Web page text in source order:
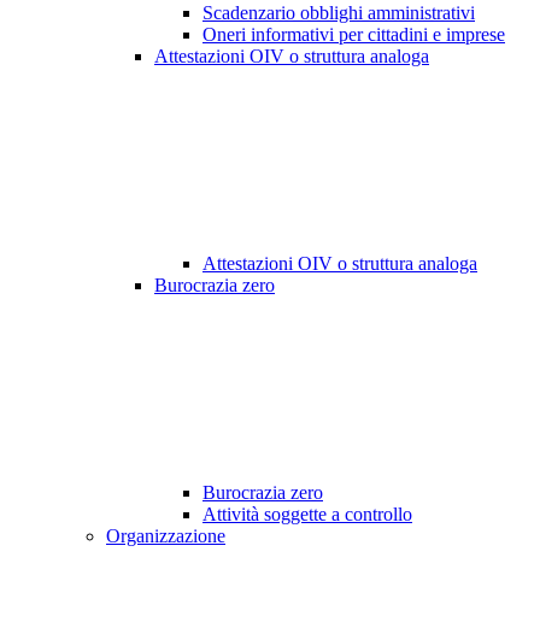
Scadenzario obblighi amministrativi
Oneri informativi per cittadini e imprese
Attestazioni OIV o struttura analoga
Attestazioni OIV o struttura analoga
Burocrazia zero
Burocrazia zero
Attività soggette a controllo
Organizzazione